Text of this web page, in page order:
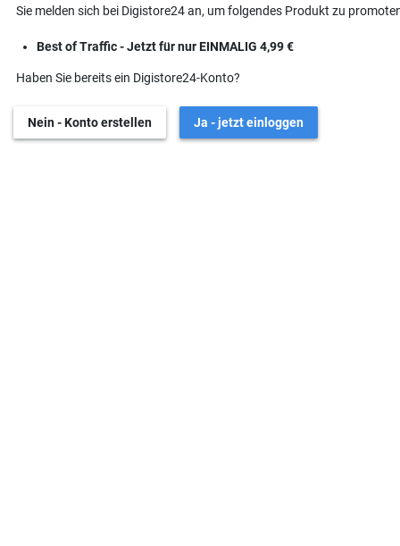
Sie melden sich bei Digistore24 an, um folgendes Produkt zu
Best of Traffic - Jetzt für nur EINMALIG 4,99 €
Haben Sie bereits ein Digistore24-Konto?
Nein - Konto erstellen Ja - jetzt einloggen